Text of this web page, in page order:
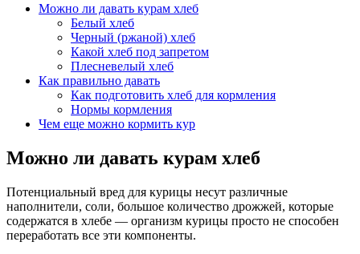
Можно ли давать курам хлеб
Белый хлеб
Черный (ржаной) хлеб
Какой хлеб под запретом
Плесневелый хлеб
Как правильно давать
Как подготовить хлеб для кормления
Нормы кормления
Чем еще можно кормить кур
Можно ли давать курам хлеб
Потенциальный вред для курицы несут различные
наполнители, соли, большое количество дрожжей, которые
содержатся в хлебе — организм курицы просто не способен
переработать все эти компоненты.